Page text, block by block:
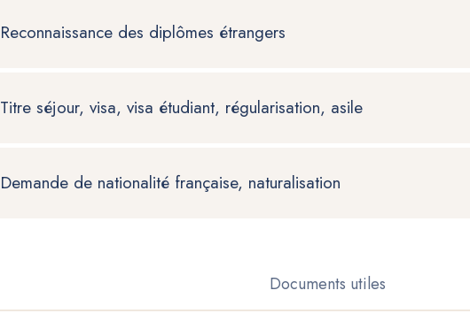
Reconnaissance des diplômes étrangers
Titre séjour, visa, visa étudiant, régularisation, asile
Demande de nationalité française, naturalisation
Documents utiles